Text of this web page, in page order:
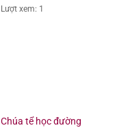
Lượt xem: 1
Chúa tể học đường